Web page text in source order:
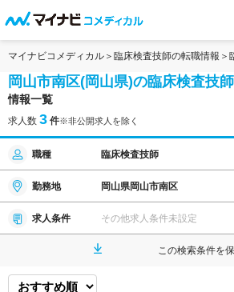
マイナビコメディカル 臨床検査技師の転職情報
岡山市南区(岡山県)の臨床検査技師
情報一覧
求人数 3 件※非公開求人を除く
職種 臨床検査技師
勤務地 岡山県岡山市南区
求人条件 その他求人条件未設定
この検索条件を